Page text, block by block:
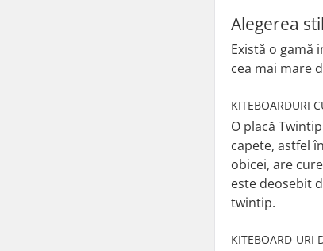
Alegerea
Există o gamă
cea mai mare
KITEBOARDURI
O placă
capete, astfel
obicei, are
este deosebit
twintip.
KITEBOARD-URI